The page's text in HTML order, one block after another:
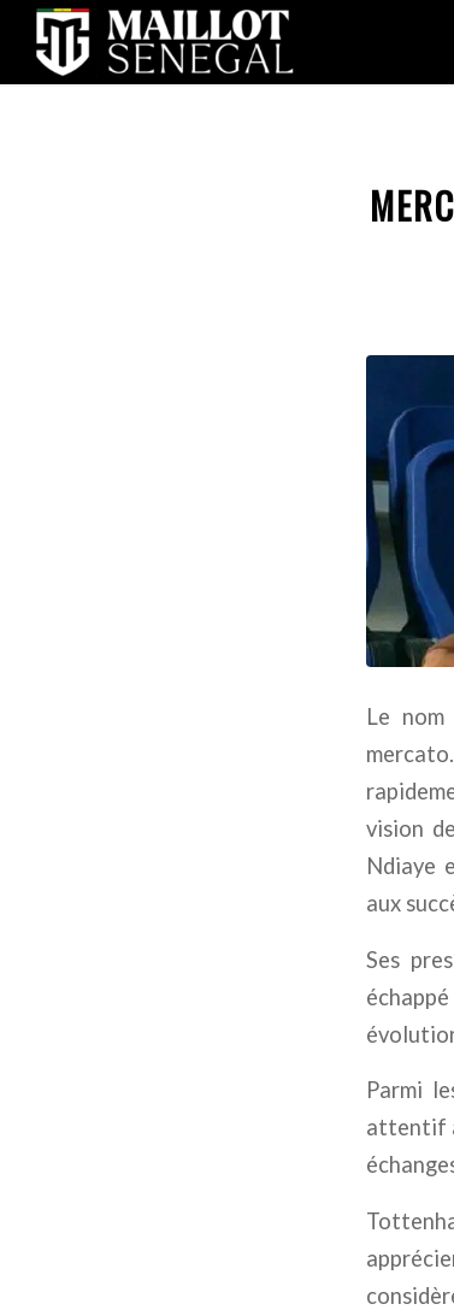
Le nom
vision
Ndiaye
aux
Ses
Parmi
attentif